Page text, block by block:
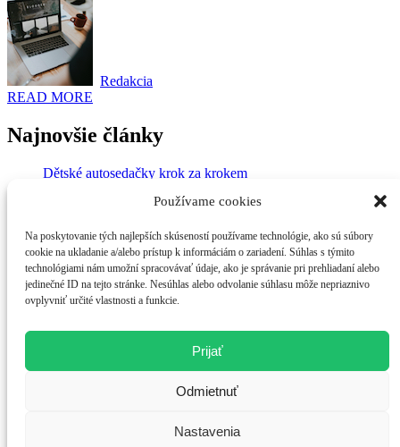
Používame cookies
Na poskytovanie tých najlepších skúseností používame technológie, ako sú súbory
cookie na ukladanie a/alebo prístup k informáciám o zariadení. Súhlas s týmito
technológiami nám umožní spracovávať údaje, ako je správanie pri prehliadaní alebo
jedinečné ID na tejto stránke. Nesúhlas alebo odvolanie súhlasu môže nepriaznivo
ovplyvniť určité vlastnosti a funkcie.
Prijať
Odmietnuť
Nastavenia
Redakcia
READ MORE
Najnovšie články
Dětské autosedačky krok za krokem
Praktické tipy pro Úspora paliva
službami 2024
Diagnostika vozidla – nejčastější chyby a jak se jim vyhnout
Kategórie
Dom a záhrada